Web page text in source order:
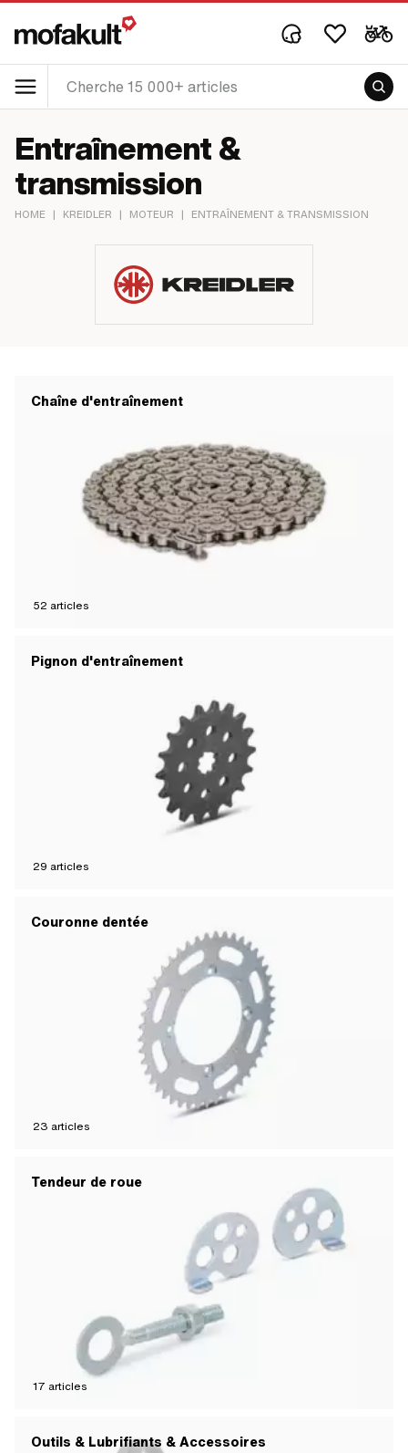
Entraînement &
transmission
HOME | KREIDLER | MOTEUR | ENTRAÎNEMENT & TRANSMISSION
Chaîne d'entraînement
52 articles
Pignon d'entraînement
29 articles
Couronne dentée
23 articles
Tendeur de roue
17 articles
Outils & Lubrifiants & Accessoires